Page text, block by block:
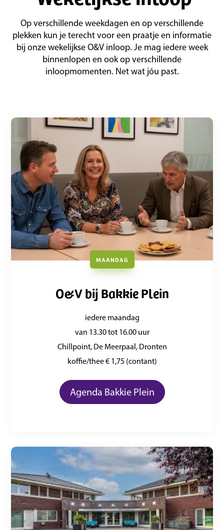
Op verschillende weekdagen en op verschillende
plekken kun je terecht voor een praatje en informatie
bij onze wekelijkse O&V inloop. Je mag iedere week
binnenlopen en ook op verschillende
inloopmomenten. Net wat jóu past.
MAANDAG
O&V bij Bakkie Plein
iedere maandag
van 13.30 tot 16.00 uur
Chillpoint, De Meerpaal, Dronten
koffie/thee € 1,75 (contant)
Agenda Bakkie Plein